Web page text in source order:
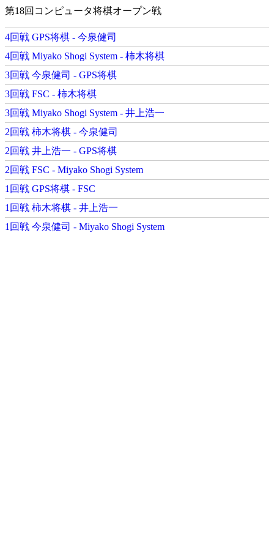
第18回コンピュータ将棋オープン戦
4回戦 GPS将棋 - 今泉健司
4回戦 Miyako Shogi System - 柿木将棋
3回戦 今泉健司 - GPS将棋
3回戦 FSC - 柿木将棋
3回戦 Miyako Shogi System - 井上浩一
2回戦 柿木将棋 - 今泉健司
2回戦 井上浩一 - GPS将棋
2回戦 FSC - Miyako Shogi System
1回戦 GPS将棋 - FSC
1回戦 柿木将棋 - 井上浩一
1回戦 今泉健司 - Miyako Shogi System